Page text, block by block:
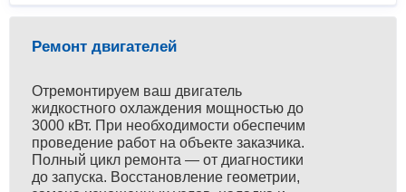
Ремонт двигателей
Отремонтируем ваш двигатель
жидкостного охлаждения мощностью до
3000 кВт. При необходимости обеспечим
проведение работ на объекте заказчика.
Полный цикл ремонта — от диагностики
до запуска. Восстановление геометрии,